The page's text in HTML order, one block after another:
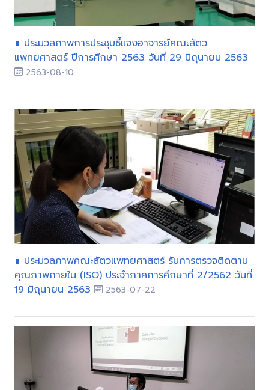
∎ ประมวลภาพการประชุมชี้แจงอาจารย์คณะสัตว
แพทยศาสตร์ ปีการศึกษา 2563 วันที่ 29 มิถุนายน 2563
2563-08-10
∎ ประมวลภาพคณะสัตวแพทยศาสตร์ รับการตรวจติดตาม
คุณภาพภายใน (ISO) ประจำภาคการศึกษาที่ 2/2562 วันที่
19 มิถุนายน 2563
2563-07-22